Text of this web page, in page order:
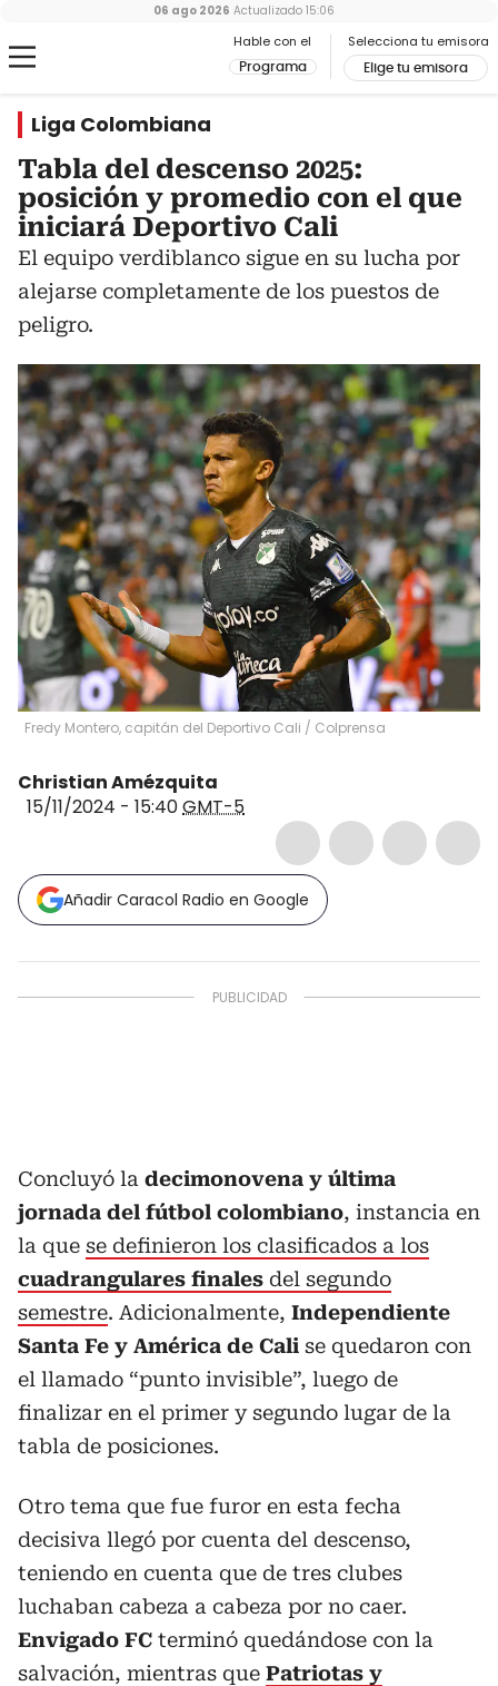
Hable con el
Programa
Selecciona tu emisora
Elige tu emisora
06 ago 2026 Actualizado 15:06
Liga Colombiana
Tabla del descenso 2025:
posición y promedio con el que
iniciará Deportivo Cali
El equipo verdiblanco sigue en su lucha por
alejarse completamente de los puestos de
peligro.
Fredy Montero, capitán del Deportivo Cali / Colprensa
Christian Amézquita
15/11/2024 - 15:40GMT-5
Añadir Caracol Radio en Google
Concluyó la decimonovena y última
jornada del fútbol colombiano, instancia en
la que se definieron los clasificados a los
cuadrangulares finales del segundo
semestre. Adicionalmente, Independiente
Santa Fe y América de Cali se quedaron con
el llamado “punto invisible”, luego de
finalizar en el primer y segundo lugar de la
tabla de posiciones.
Otro tema que fue furor en esta fecha
decisiva llegó por cuenta del descenso,
teniendo en cuenta que de tres clubes
luchaban cabeza a cabeza por no caer.
Envigado FC terminó quedándose con la
salvación, mientras que Patriotas y